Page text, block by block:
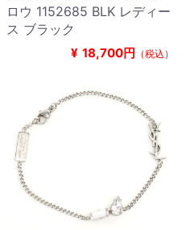
ロウ 1152685 BLK レディー
ス ブラック
¥ 18,700円 （税込）